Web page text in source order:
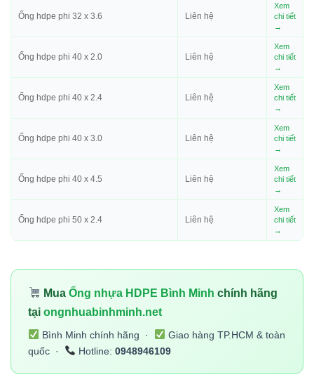
Ống hdpe phi 32 x 3.6 Liên hệ
Xem
chi tiết
→
Ống hdpe phi 40 x 2.0 Liên hệ
Xem
chi tiết
→
Ống hdpe phi 40 x 2.4 Liên hệ
Xem
chi tiết
→
Ống hdpe phi 40 x 3.0 Liên hệ
Xem
chi tiết
→
Ống hdpe phi 40 x 4.5 Liên hệ
Xem
chi tiết
→
Ống hdpe phi 50 x 2.4 Liên hệ
Xem
chi tiết
→
MuaỐng nhựa HDPE Bình Minh chính hãng
tại ongnhuabinhminh.net
Bình Minh chính hãng ·
Giao hàng TP.HCM & toàn
quốc ·
Hotline: 0948946109